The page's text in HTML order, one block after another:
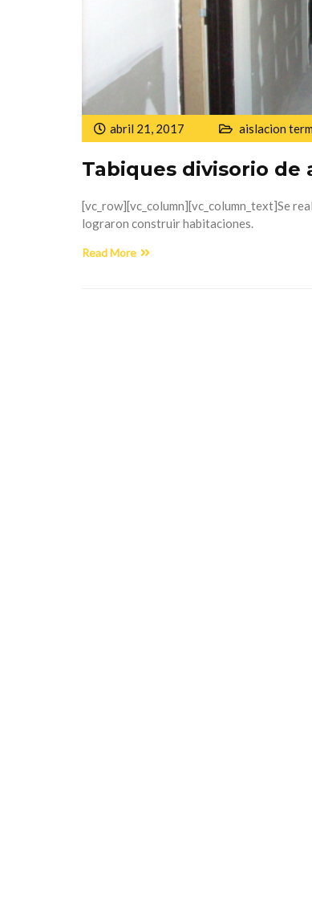
abril 21, 2017 aislacion
Tabiques divisorio de
[vc_row][vc_column][vc_column_text]Se
lograron construir habitaciones.
Read More